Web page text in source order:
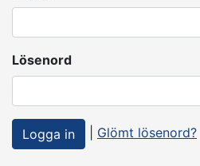
Lösenord
Glömt lösenord?